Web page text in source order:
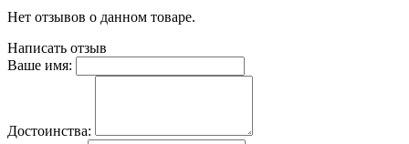
Нет отзывов о данном товаре.
Написать отзыв
Ваше имя:
Достоинства: